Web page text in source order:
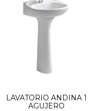
LAVATORIO ANDINA 1
AGUJERO